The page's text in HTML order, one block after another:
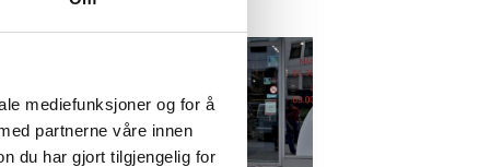
mediefunksjoner og for å
partnerne våre innen
du har gjort tilgjengelig for